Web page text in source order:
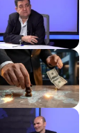
واکنش
آتش‌بس
رهبری فرموده
موافقم.
رئیس‌جمهور در گفت‌وگو
ایران را همه